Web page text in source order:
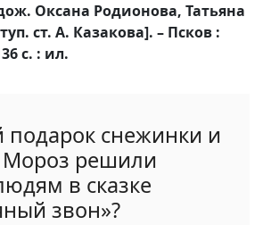
Оксана Родионова, Татьяна
ст. А. Казакова]. – Псков :
с. : ил.
подарок снежинки и
решили
в сказке
звон»?